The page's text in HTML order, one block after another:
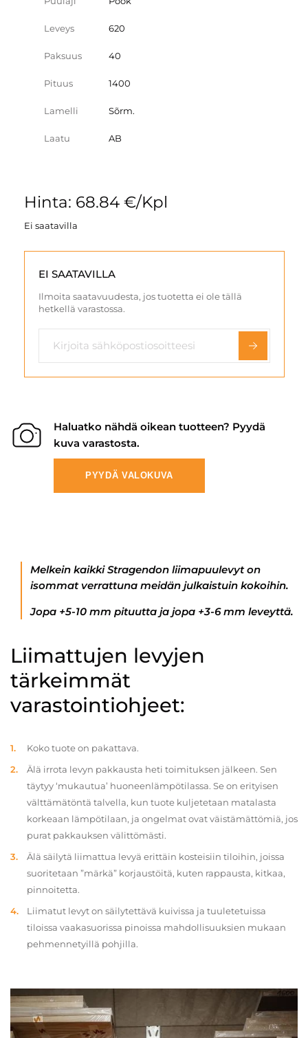
Leveys 620
Paksuus 40
Pituus 1400
Lamelli Sõrm.
Laatu AB
Hinta: 68.84 €/Kpl
Ei saatavilla
EI SAATAVILLA
Ilmoita saatavuudesta, jos tuotetta ei ole tällä
hetkellä varastossa.
Haluatko nähdä oikean tuotteen? Pyydä
kuva varastosta.
PYYDÄ VALOKUVA
Melkein kaikki Stragendon liimapuulevyt on
isommat verrattuna meidän julkaistuin kokoihin.
Jopa +5-10 mm pituutta ja jopa +3-6 mm leveyttä.
Liimattujen levyjen
tärkeimmät
varastointiohjeet:
Koko tuote on pakattava.
Älä irrota levyn pakkausta heti toimituksen jälkeen. Sen
täytyy ‘mukautua’ huoneenlämpötilassa. Se on erityisen
välttämätöntä talvella, kun tuote kuljetetaan matalasta
korkeaan lämpötilaan, ja ongelmat ovat väistämättömiä, jos
purat pakkauksen välittömästi.
Älä säilytä liimattua levyä erittäin kosteisiin tiloihin, joissa
suoritetaan ”märkä” korjaustöitä, kuten rappausta, kitkaa,
pinnoitetta.
Liimatut levyt on säilytettävä kuivissa ja tuuletetuissa
tiloissa vaakasuorissa pinoissa mahdollisuuksien mukaan
pehmennetyillä pohjilla.